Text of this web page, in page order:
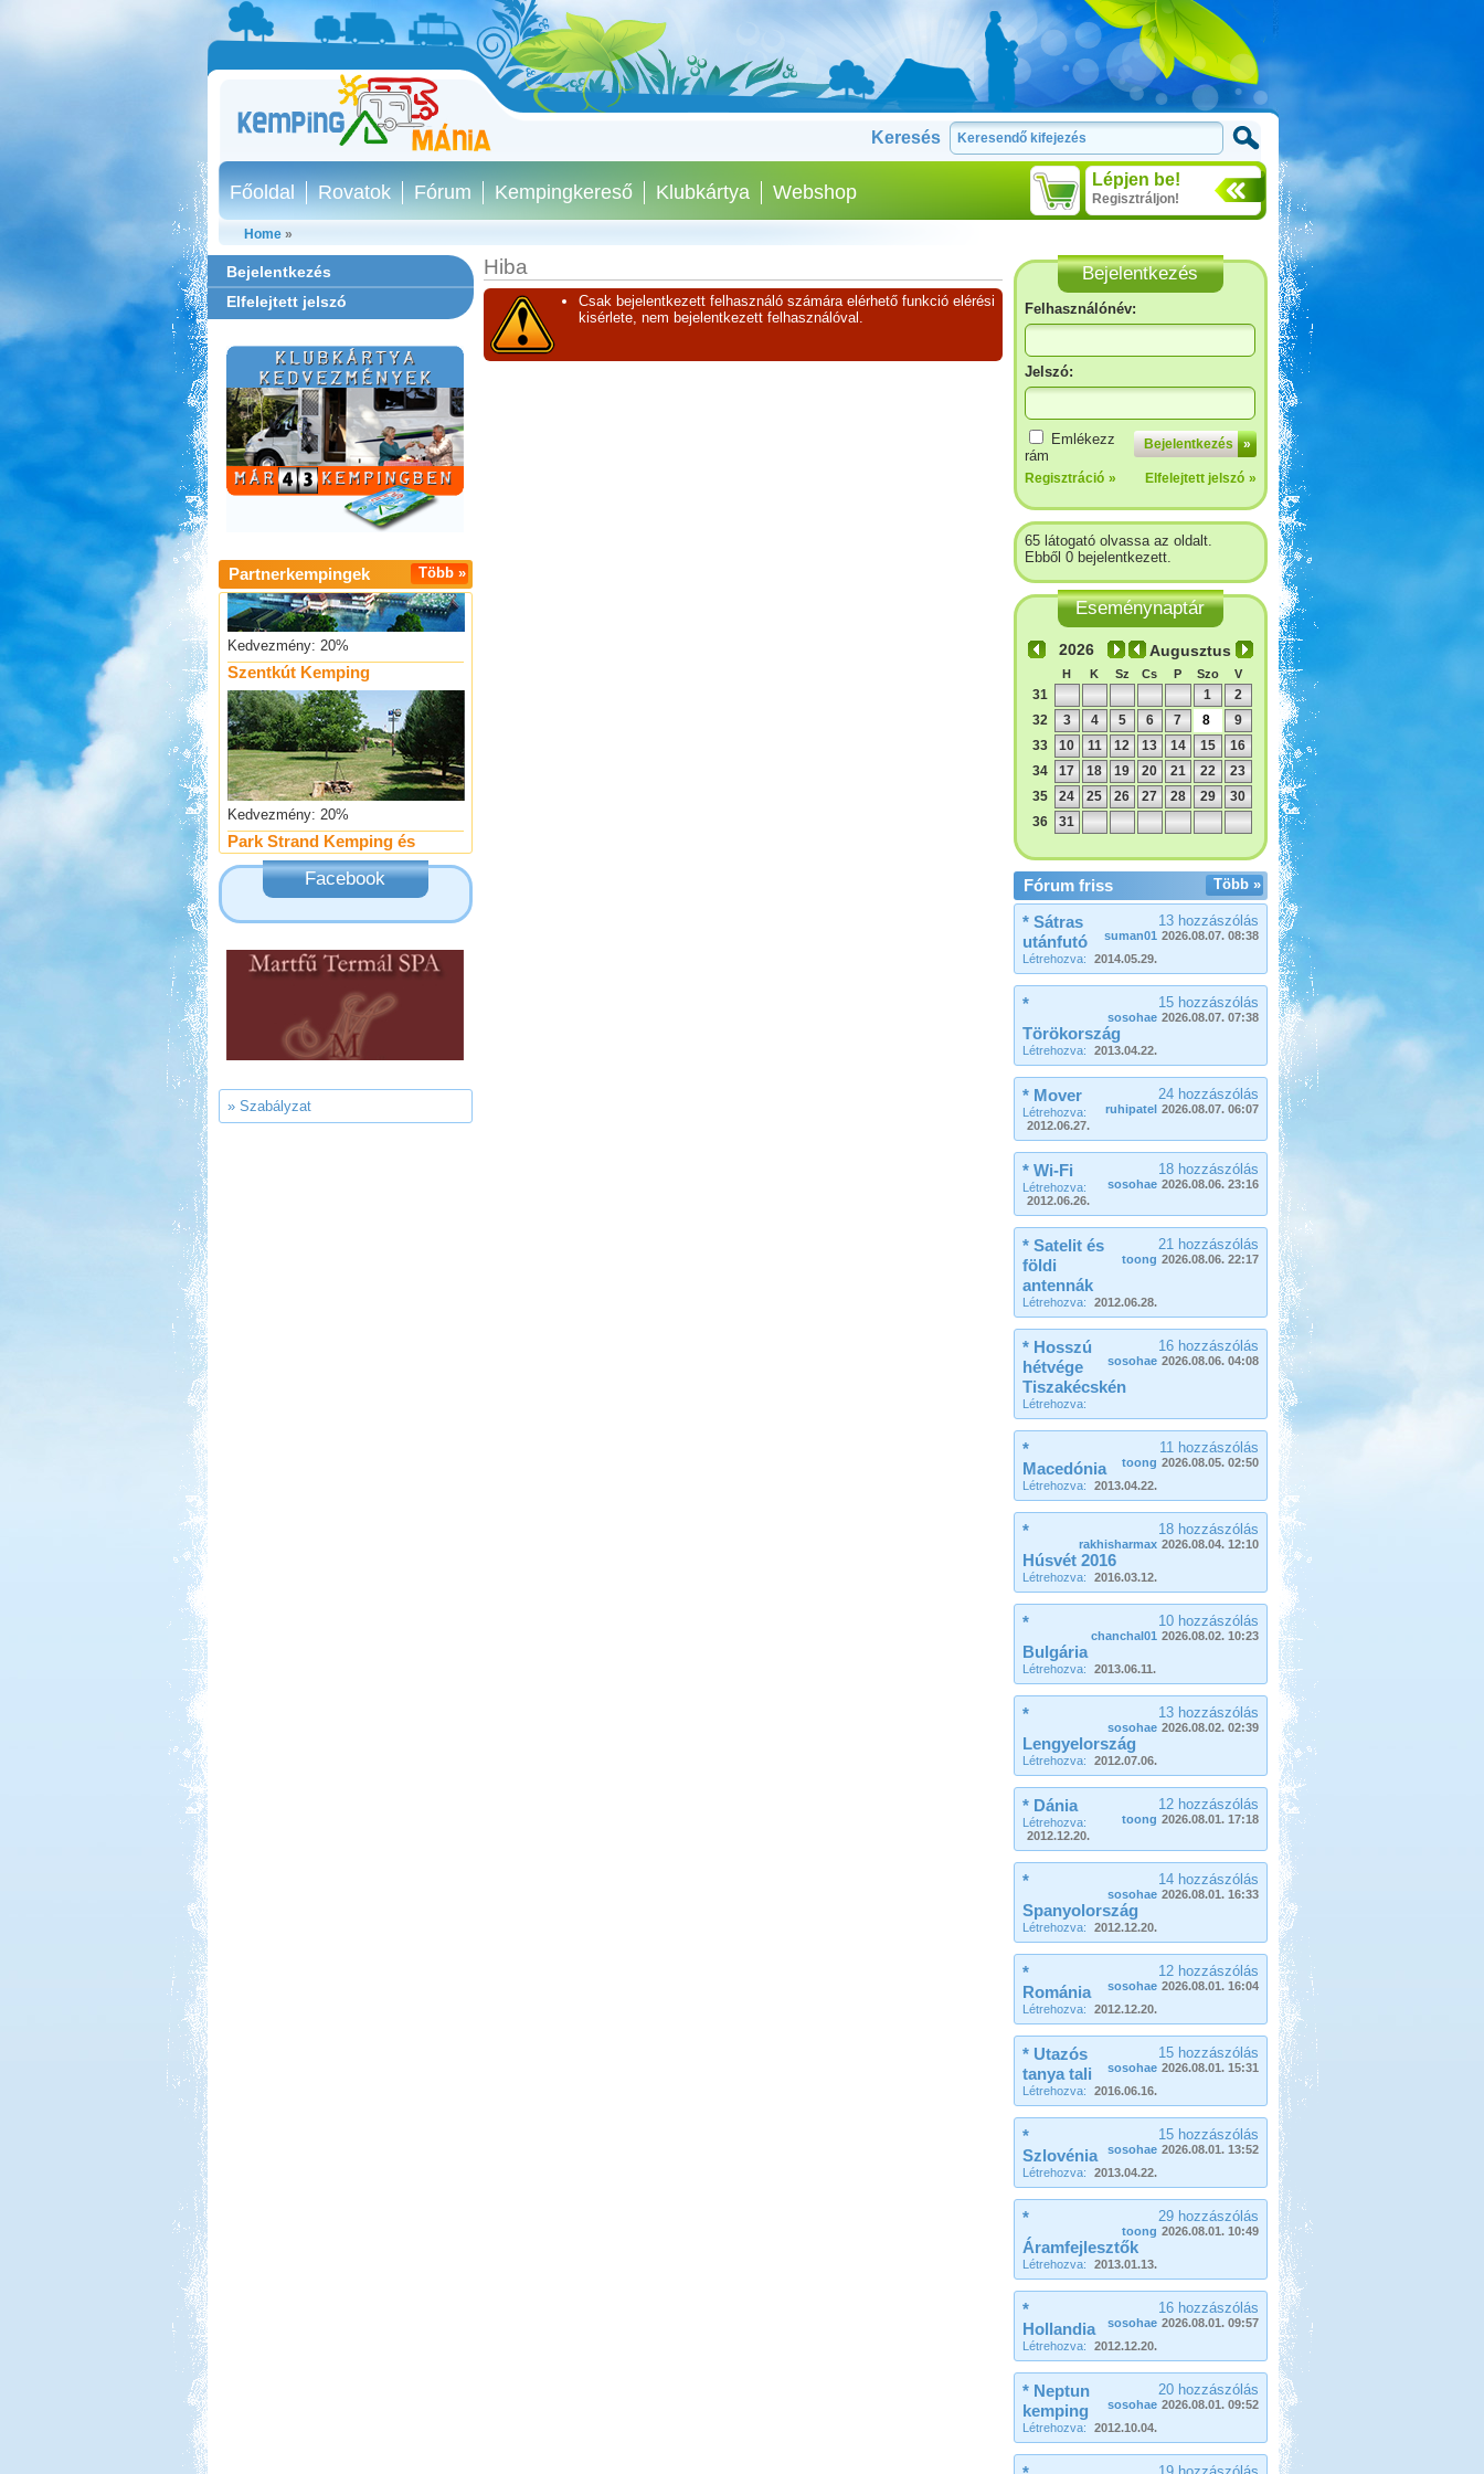
Keresés
Lépjen be!
Regisztráljon!
Főoldal Rovatok Fórum Kempingkereső Klubkártya Webshop
Home»
Bejelentkezés
Elfelejtett jelszó
Több »
Partnerkempingek
Castrum Gyógykemping és
Panzió, Hévíz
Kedvezmény: 20%
Szentkút Kemping
Kedvezmény: 20%
Park Strand Kemping és
Túrafalu
Neptun kikötő és kemping -
Tisza-tó
Facebook
» Szabályzat
Hiba
Csak bejelentkezett felhasználó számára elérhető funkció elérési
kisérlete, nem bejelentkezett felhasználóval.
Bejelentkezés
Felhasználónév:
Jelszó:
Bejelentkezés »
Emlékezz
rám
Regisztráció » Elfelejtett jelszó »
65 látogató olvassa az oldalt.
Ebből 0 bejelentkezett.
Eseménynaptár
Augusztus
H K Sz Cs P Szo V
31 1
2
32
3 4 5 6 7 8
9
33
10 11 12 13 14 15
16
34
17 18 19 20 21 22
23
35
24 25 26 27 28 29
30
36
31
Több »
Fórum friss
13 hozzászólás
suman01 2026.08.07. 08:38
* Sátras
utánfutó
Létrehozva: 2014.05.29.
15 hozzászólás
sosohae 2026.08.07. 07:38
*
Törökország
Létrehozva: 2013.04.22.
24 hozzászólás
ruhipatel 2026.08.07. 06:07
* Mover
Létrehozva:
2012.06.27.
18 hozzászólás
sosohae 2026.08.06. 23:16
* Wi-Fi
Létrehozva:
2012.06.26.
21 hozzászólás
toong 2026.08.06. 22:17
* Satelit és
földi
antennák
Létrehozva: 2012.06.28.
16 hozzászólás
sosohae 2026.08.06. 04:08
* Hosszú
hétvége
Tiszakécskén
Létrehozva:
11 hozzászólás
toong 2026.08.05. 02:50
*
Macedónia
Létrehozva: 2013.04.22.
18 hozzászólás
rakhisharmax 2026.08.04. 12:10
*
Húsvét 2016
Létrehozva: 2016.03.12.
10 hozzászólás
chanchal01 2026.08.02. 10:23
*
Bulgária
Létrehozva: 2013.06.11.
13 hozzászólás
sosohae 2026.08.02. 02:39
*
Lengyelország
Létrehozva: 2012.07.06.
12 hozzászólás
toong 2026.08.01. 17:18
* Dánia
Létrehozva:
2012.12.20.
14 hozzászólás
sosohae 2026.08.01. 16:33
*
Spanyolország
Létrehozva: 2012.12.20.
12 hozzászólás
sosohae 2026.08.01. 16:04
*
Románia
Létrehozva: 2012.12.20.
15 hozzászólás
sosohae 2026.08.01. 15:31
* Utazós
tanya tali
Létrehozva: 2016.06.16.
15 hozzászólás
sosohae 2026.08.01. 13:52
*
Szlovénia
Létrehozva: 2013.04.22.
29 hozzászólás
toong 2026.08.01. 10:49
*
Áramfejlesztők
Létrehozva: 2013.01.13.
16 hozzászólás
sosohae 2026.08.01. 09:57
*
Hollandia
Létrehozva: 2012.12.20.
20 hozzászólás
sosohae 2026.08.01. 09:52
* Neptun
kemping
Létrehozva: 2012.10.04.